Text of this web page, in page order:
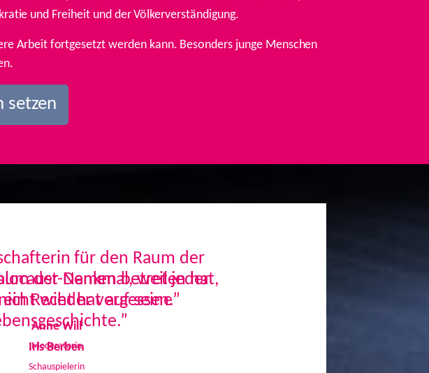
und Freiheit und der Völkerverständigung.
Arbeit fortgesetzt werden kann. Besonders junge Menschen
setzen
für den Raum der
Denkmal, weil jeder
Recht hat auf seine
Iris Berben
Schauspielerin